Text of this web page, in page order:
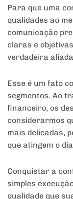
Para que uma
qualidades ao
comunicação
claras e
verdadeira
Esse é um fato
segmentos. Ao
financeiro, os
considerarmos
mais delicadas,
que atingem o
Conquistar a
simples
qualidade que